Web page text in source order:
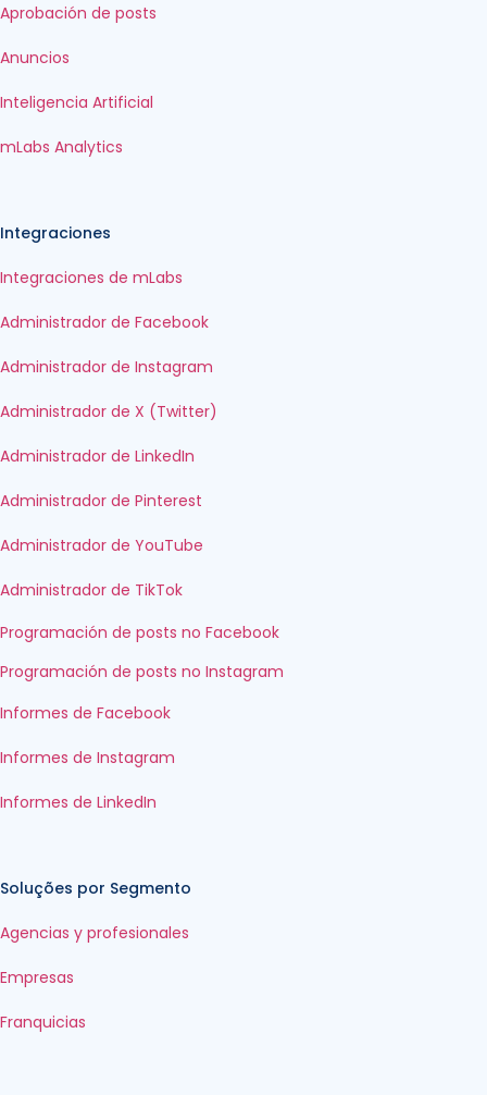
Aprobación de posts
Anuncios
Inteligencia Artificial
mLabs Analytics
Integraciones
Integraciones de mLabs
Administrador de Facebook
Administrador de Instagram
Administrador de X (Twitter)
Administrador de LinkedIn
Administrador de Pinterest
Administrador de YouTube
Administrador de TikTok
Programación de posts no Facebook
Programación de posts no Instagram
Informes de Facebook
Informes de Instagram
Informes de LinkedIn
Soluções por Segmento
Agencias y profesionales
Empresas
Franquicias